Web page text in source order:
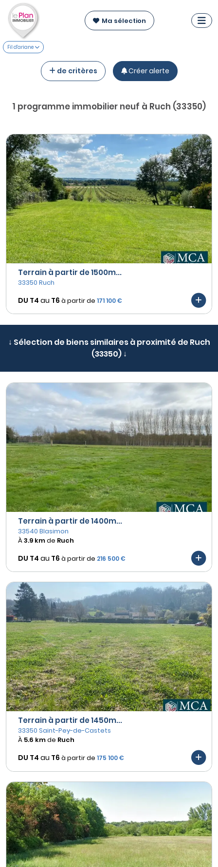
Ma sélection
Fil d'ariane
de critères Créer alerte
1 programme immobilier neuf à Ruch (33350)
Terrain à partir de 1500m...
33350 Ruch
DU T4 au T6 à partir de 171 100 €
↓ Sélection de biens similaires à proximité de Ruch
(33350) ↓
Terrain à partir de 1400m...
33540 Blasimon
À3.9 kmde Ruch
DU T4 au T6 à partir de 216 500 €
Terrain à partir de 1450m...
33350 Saint-Pey-de-Castets
À 5.6 kmde Ruch
DU T4 au T6 à partir de 175 100 €